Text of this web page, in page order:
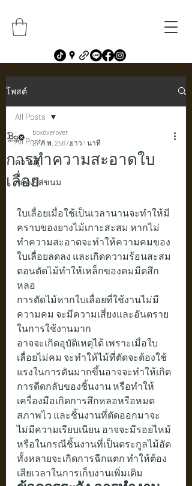
โพสต์
All Posts
ความรู้
กล่องใส่ขนม
All Posts
การทำความสะอาดใบ
เลื่อย
boxoverover
27 ก.พ. 2567ยาว 1 นาที
ใบเลื่อยเมื่อใช้เป็นเวลานานจะทำให้มี
คราบของยางไม้เกาะสะสม หากไม่
ทำความสะอาดจะทำให้ความคมของ
ใบเลื่อยลดลง และเกิดความร้อนสะสม
ตอนตัดไม้ทำให้เหล็กของคมมีดสึก
หลอ
การตัดไม้หากใบเลื่อยที่ใช้งานไม่มี
ความคม จะมีความเสี่ยงและอันตราย
ในการใช้งานมาก
อาจจะเกิดอุบัติเหตุได้ เพราะเมื่อใบ
เลื่อยไม่คม จะทำให้ไม้ที่ตัดจะต้องใช้
แรงในการดันมากขึ้นอาจจะทำให้เกิด
การดีดกลับของชิ้นงาน หรือทำให้
เครื่องมือเกิดการสึกหลอหรือหมด
สภาพไว และชิ้นงานที่ตัดออกมาจะ
ไม่มีความเรียบเนียน อาจจะมีรอยไหม้
หรือในกรณีชิ้นงานที่เป็นตระกูลไม้อัด
ทั้งหลายจะเกิดการฉีกแตก ทำให้ต้อง
เสียเวลาในการเก็บงานเพิ่มเติม